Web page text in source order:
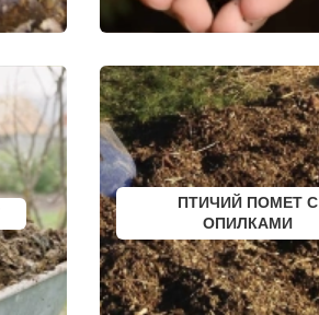
ЗЕЛЕНОКУМСК
НУРЛАТ
АША
ОНЕГА
БЕЛОРЕЦК
СИБАЙ
СОВЕТСК
КОНДРОВО
ТАШТАГОЛ
УСИНСК
НОВОТРОИЦК
ЗАРЕЧНЫЙ
НЫТВА
АРАМИЛЬ
КОТОВО
ФРОЛОВО
ПТИЧИЙ ПОМЕТ С
ОПИЛКАМИ